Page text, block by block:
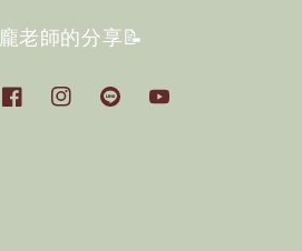
龐老師的分享📝